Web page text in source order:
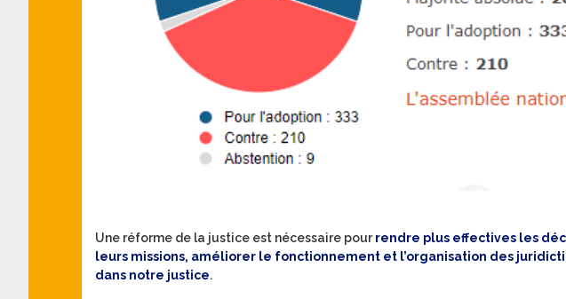
Une réforme de la justice est nécessaire pourrendre plus effectives les
leurs missions, améliorer le fonctionnement et l’organisation des
dans notre justice.